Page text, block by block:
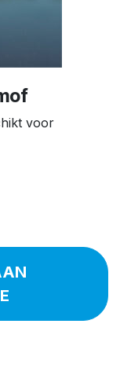
voor